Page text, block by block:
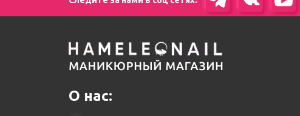
О нас: